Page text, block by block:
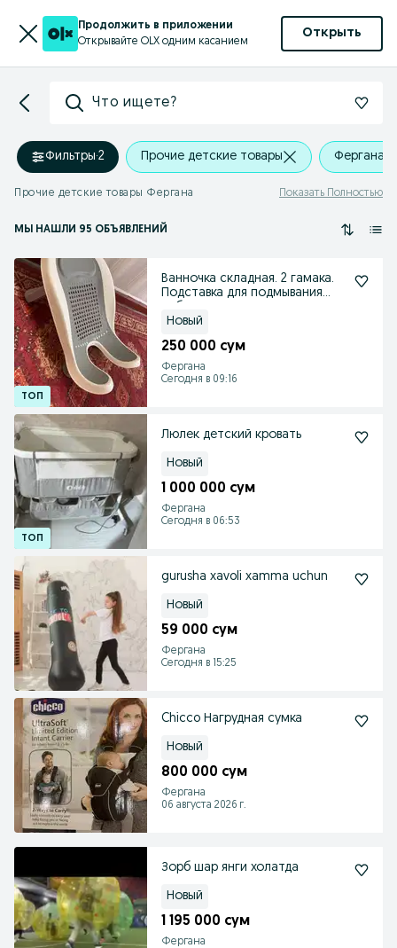
Продолжить в приложении
Открывайте OLX одним касанием
Открыть
Что ищете?
Фильтры·2 Прочие детские товары Фергана
Прочие детские товары Фергана Показать Полностью
МЫ НАШЛИ 95 ОБЪЯВЛЕНИЙ
Ванночка складная. 2 гамака.
Подставка для подмывания
Новый
250 000 сум
Фергана
Сегодня в 09:16
Люлек детский кровать
Новый
1 000 000 сум
Фергана
Сегодня в 06:53
gurusha xavoli xamma uchun
Новый
59 000 сум
Фергана
Сегодня в 15:25
Chicco Нагрудная сумка
Новый
800 000 сум
Фергана
06 августа 2026 г.
Зорб шар янги холатда
Новый
1 195 000 сум
Фергана